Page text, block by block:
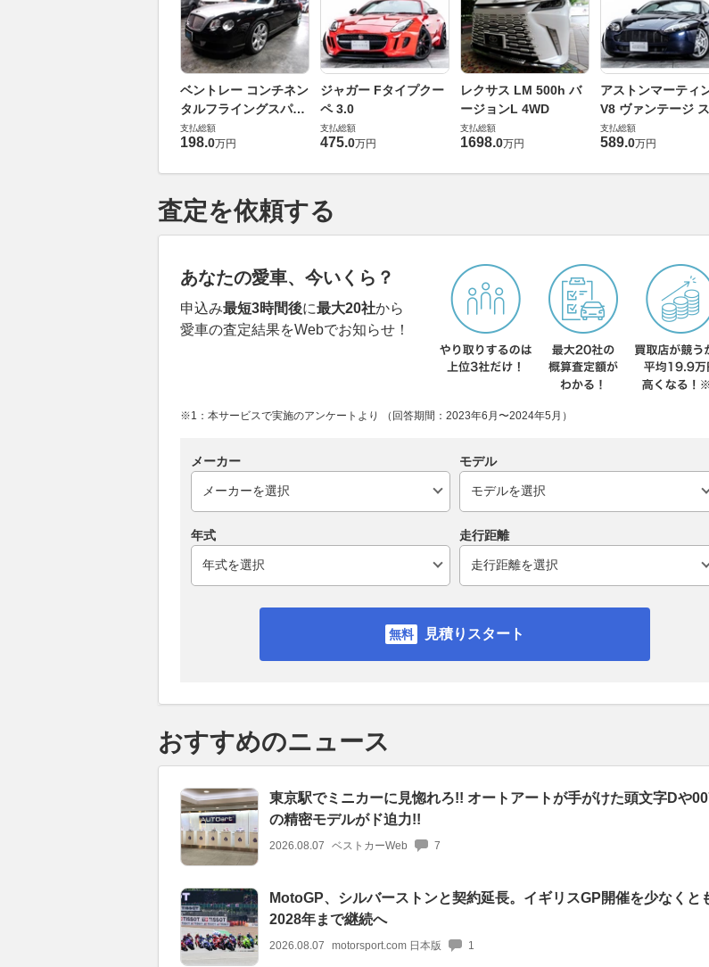
ベントレー コンチネン
タルフライングスパー
6.0 4WD
支払総額
198.0万円
ジャガー Fタイプクー
ペ 3.0
支払総額
475.0万円
レクサス LM 500h バ
ージョンL 4WD
支払総額
1698.0万円
アストンマーティ
V8 ヴァンテージ
ーツシフト
支払総額
589.0万円
査定を依頼する
あなたの愛車、今いくら？
申込み最短3時間後に最大20社から
愛車の査定結果をWebでお知らせ！
※1：本サービスで実施のアンケートより （回答期間：2023年6月〜2024年5月）
メーカー モデル
年式 走行距離
見積りスタート
おすすめのニュース
東京駅でミニカーに見惚れろ!! オートアートが手がけた頭文字Dや
の精密モデルがド迫力!!
2026.08.07 ベストカーWeb 7
MotoGP、シルバーストンと契約延長。イギリスGP開催を少なくと
2028年まで継続へ
2026.08.07 motorsport.com 日本版 1